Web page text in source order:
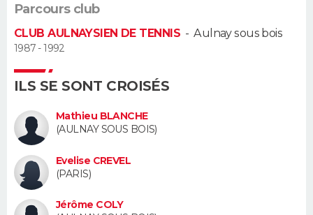
BONS PLANS
Carte de Noël
Carte Bonne année
Carte Saint-Valentin
Carte Pâques
Carte d'anniversaire
Dictionnaire
Biographies
Citations
Expressions
Proverbes
PROGRAMME TV
COPAINS D'AVANT
S'inscrire
Se connecter
Lycées
Collèges
Primaires
Universités
Entreprises
Service militaire
Avis de recherche
Parcours club
CLUB AULNAYSIEN DE TENNIS -Aulnay sous bois
1987 - 1992
ILS SE SONT CROISÉS
Mathieu BLANCHE
(AULNAY SOUS BOIS)
Evelise CREVEL
(PARIS)
Jérôme COLY